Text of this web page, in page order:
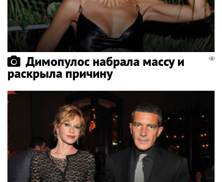
Димопулос набрала массу и
раскрыла причину